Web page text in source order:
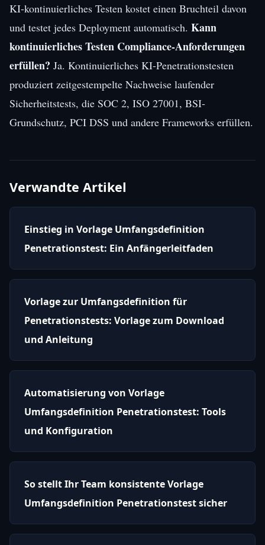
KI-kontinuierliches Testen kostet einen Bruchteil davon
und testet jedes Deployment automatisch. Kann
kontinuierliches Testen Compliance-Anforderungen
erfüllen? Ja. Kontinuierliches KI-Penetrationstesten
produziert zeitgestempelte Nachweise laufender
Sicherheitstests, die SOC 2, ISO 27001, BSI-
Grundschutz, PCI DSS und andere Frameworks erfüllen.
Verwandte Artikel
Einstieg in Vorlage Umfangsdefinition
Penetrationstest: Ein Anfängerleitfaden
Vorlage zur Umfangsdefinition für
Penetrationstests: Vorlage zum Download
und Anleitung
Automatisierung von Vorlage
Umfangsdefinition Penetrationstest: Tools
und Konfiguration
So stellt Ihr Team konsistente Vorlage
Umfangsdefinition Penetrationstest sicher